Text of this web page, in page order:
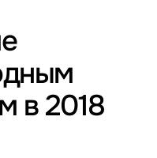
в 2018